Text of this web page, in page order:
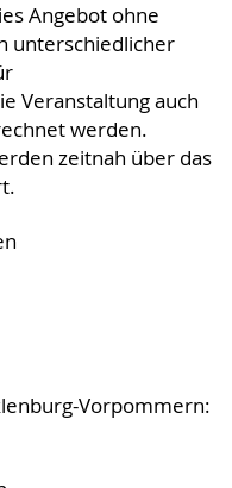
Angebot ohne
unterschiedlicher
Veranstaltung auch
werden.
zeitnah über das
Vorpommern: